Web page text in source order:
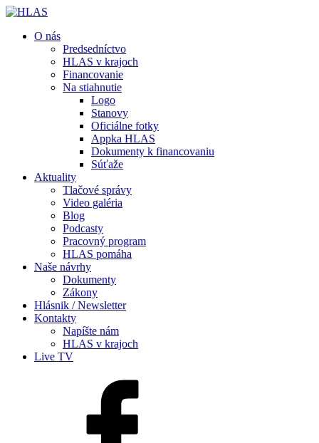
O nás
Predsedníctvo
HLAS v krajoch
Financovanie
Na stiahnutie
Logo
Stanovy
Oficiálne fotky
Appka HLAS
Dokumenty k financovaniu
Súťaže
Aktuality
Tlačové správy
Video galéria
Blog
Podcasty
Pracovný program
HLAS pomáha
Naše návrhy
Dokumenty
Zákony
Hlásnik / Newsletter
Kontakty
Napíšte nám
HLAS v krajoch
Live TV